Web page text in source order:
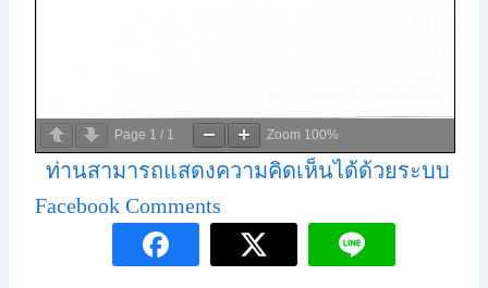
Page 1 / 1 Zoom 100%
ท่านสามารถแสดงความคิดเห็นได้ด้วยระบบ
Facebook Comments